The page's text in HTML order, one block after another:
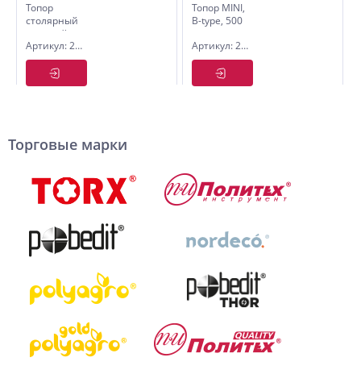
Топор
столярный
кованый в
сборе
масса 600
г Политех
Артикул: 2546016
Топор MINI,
B-type, 500
обрезиненная
рукоятка,70%
фибергласс,
Pobedit
Артикул: 2544850
Торговые марки